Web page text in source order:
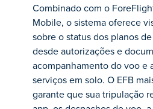
Combinado com o
Mobile, o sistema oferece
sobre o status dos planos
desde autorizações e
acompanhamento do voo e
serviços em solo. O EFB
garante que sua tripulação